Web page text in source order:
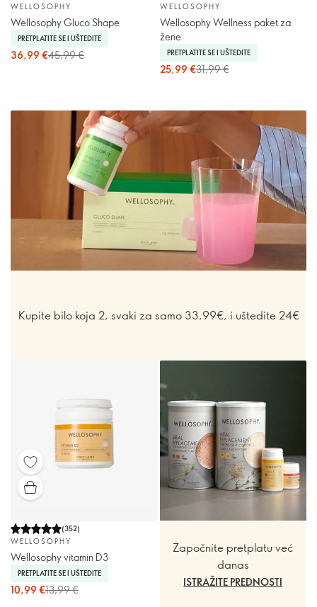
Kupite bilo koja 2, svaki za samo 33,99€, i uštedite 24€
WELLOSOPHY
Wellosophy Gluco Shape
PRETPLATITE SE I UŠTEDITE
36,99 €45,99 €
WELLOSOPHY
Wellosophy Wellness paket za
žene
PRETPLATITE SE I UŠTEDITE
25,99 €31,99 €
(352)
WELLOSOPHY
Wellosophy vitamin D3
PRETPLATITE SE I UŠTEDITE
10,99 €13,99 €
Započnite pretplatu već
danas
ISTRAŽITE PREDNOSTI